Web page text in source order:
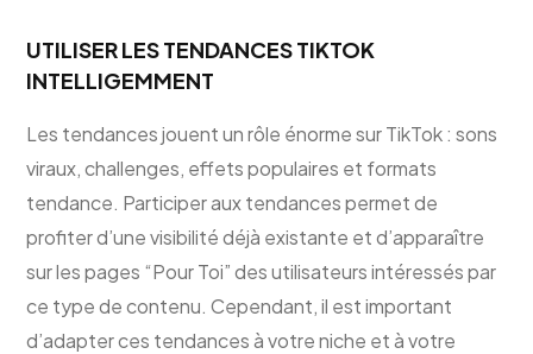
UTILISER LES TENDANCES TIKTOK
INTELLIGEMMENT
Les tendances jouent un rôle énorme sur TikTok : sons
viraux, challenges, effets populaires et formats
tendance. Participer aux tendances permet de
profiter d’une visibilité déjà existante et d’apparaître
sur les pages “Pour Toi” des utilisateurs intéressés par
ce type de contenu. Cependant, il est important
d’adapter ces tendances à votre niche et à votre